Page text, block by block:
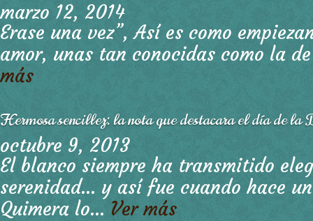
marzo 12, 2014
Erase una vez”, Así es como
amor, unas tan conocidas como la
más
Hermosa sencillez: la nota que destacara el día de la
octubre 9, 2013
El blanco siempre ha transmitido
serenidad… y así fue cuando hace
Quimera lo... Ver más